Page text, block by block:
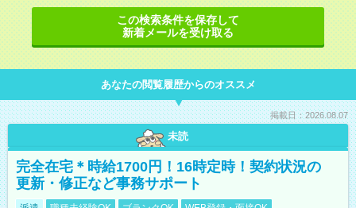
この検索条件を保存して
新着メールを受け取る
あなたの閲覧履歴からのオススメ
掲載日：2026.08.07
未読
完全在宅＊時給1700円！16時定時！契約状況の
更新・修正など事務サポート